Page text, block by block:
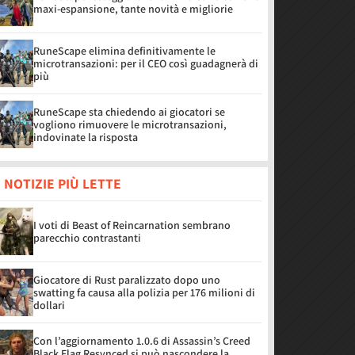
maxi-espansione, tante novità e migliorie
RuneScape elimina definitivamente le
microtransazioni: per il CEO così guadagnerà di
più
RuneScape sta chiedendo ai giocatori se
vogliono rimuovere le microtransazioni,
indovinate la risposta
NOTIZIE PIÙ LETTE
I voti di Beast of Reincarnation sembrano
parecchio contrastanti
Giocatore di Rust paralizzato dopo uno
swatting fa causa alla polizia per 176 milioni di
dollari
Con l’aggiornamento 1.0.6 di Assassin’s Creed